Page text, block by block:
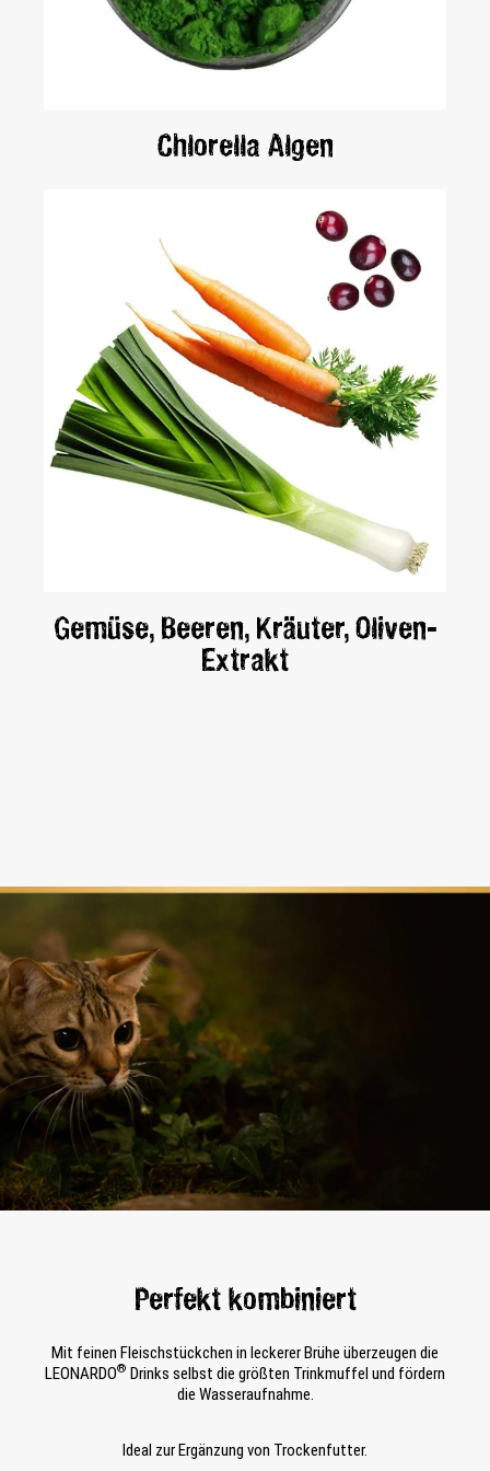
Chlorella Algen
Gemüse, Beeren, Kräuter, Oliven-
Extrakt
Perfekt kombiniert
Mit feinen Fleischstückchen in leckerer Brühe überzeugen die
LEONARDO® Drinks selbst die größten Trinkmuffel und fördern
die Wasseraufnahme.
Ideal zur Ergänzung von Trockenfutter.